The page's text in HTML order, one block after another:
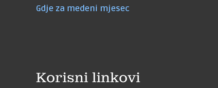
Gdje za medeni mjesec
Korisni linkovi